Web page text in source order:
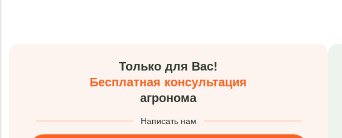
Только для Вас!
Бесплатная консультация
агронома
Написать нам